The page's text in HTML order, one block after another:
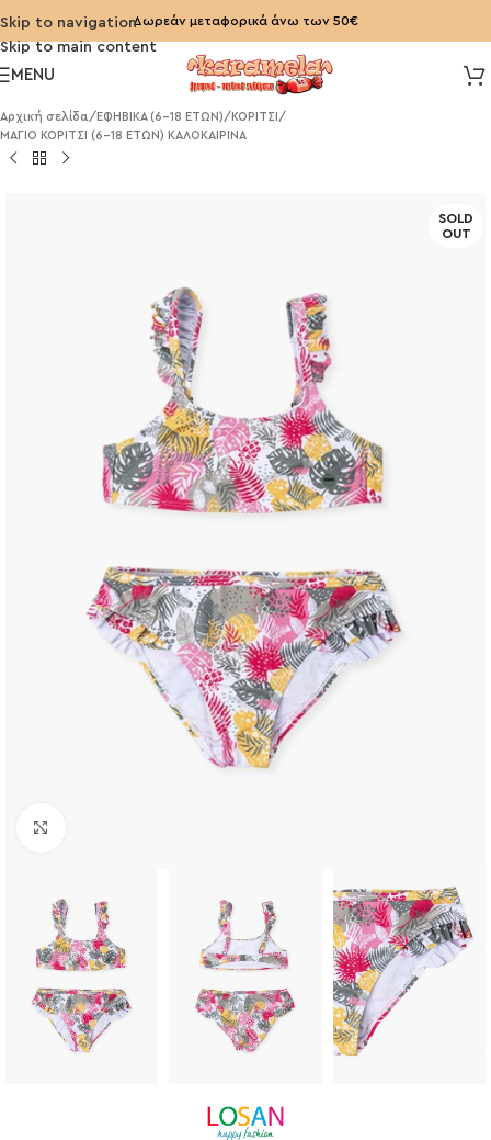
Skip to navigation
Skip to main content
Δωρεάν μεταφορικά άνω των 50€
MENU
Αρχική σελίδα/ ΕΦΗΒΙΚΑ (6-18 ΕΤΩΝ)/ ΚΟΡΙΤΣΙ /
ΜΑΓΙΟ ΚΟΡΙΤΣΙ (6-18 ΕΤΩΝ) ΚΑΛΟΚΑΙΡΙΝΑ
SOLD
OUT